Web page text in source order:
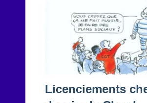
Licenciements